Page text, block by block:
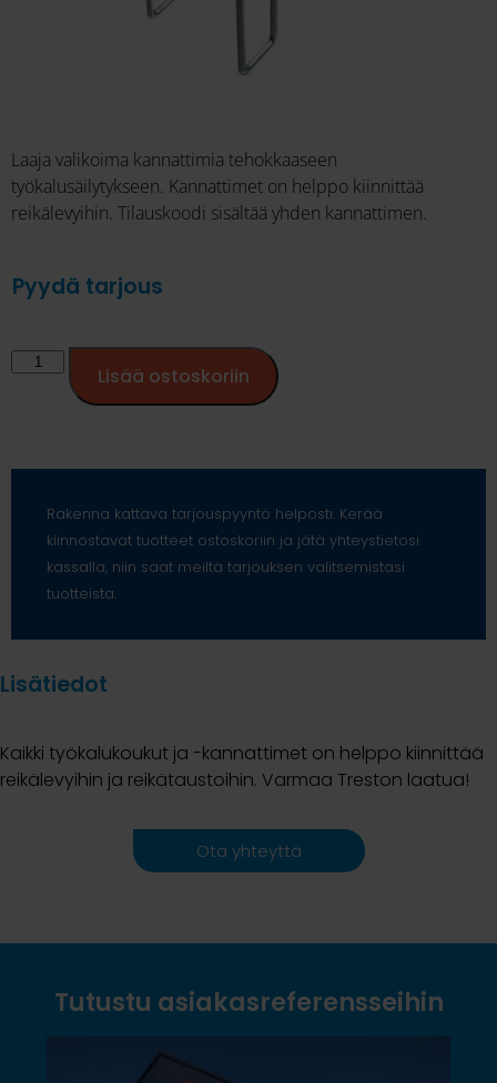
Laaja valikoima kannattimia tehokkaaseen
työkalusäilytykseen. Kannattimet on helppo kiinnittää
reikälevyihin. Tilauskoodi sisältää yhden kannattimen.
Pyydä tarjous
Lisää ostoskoriin
Rakenna kattava tarjouspyyntö helposti. Kerää
kiinnostavat tuotteet ostoskoriin ja jätä yhteystietosi
kassalla, niin saat meiltä tarjouksen valitsemistasi
tuotteista.
Lisätiedot
Kaikki työkalukoukut ja -kannattimet on helppo kiinnittää
reikälevyihin ja reikätaustoihin. Varmaa Treston laatua!
Ota yhteyttä
Tutustu asiakasreferensseihin